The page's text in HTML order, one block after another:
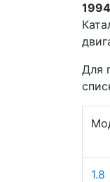
1994
Для
1.8